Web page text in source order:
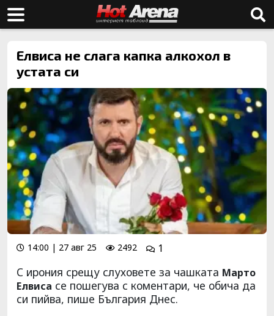
Елвиса не слага капка алкохол в
устата си
14:00 | 27 авг 25 2492 1
С ирония срещу слуховете за чашката Марто
Елвиса се пошегува с коментари, че обича да
си пийва, пише България Днес.